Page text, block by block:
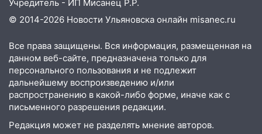
ДТП с мотоциклистом
20:22 Мошенники обманули 92-летнюю
19:14 Житель Ульяновской области
подвез троих незнакомцев на трассе и
заработал уголовное дело
18:14 Прогноз погоды на 6 августа в
Ульяновской области
Учредитель - ИП Мисанец Р.Р.
© 2014-2026 Новости Ульяновска онлайн misanec.ru
Все права защищены. Вся информация, размещенная на
данном веб-сайте, предназначена только для
персонального пользования и не подлежит
дальнейшему воспроизведению и/или
распространению в какой-либо форме, иначе как с
письменного разрешения редакции.
Редакция может не разделять мнение авторов.